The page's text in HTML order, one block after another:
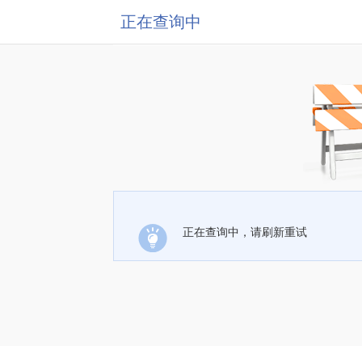
正在查询中
正在查询中，请刷新重试